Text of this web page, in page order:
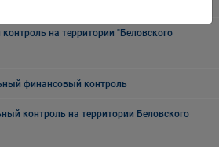
на территории "Беловского
финансовый контроль
контроль на территории Беловского